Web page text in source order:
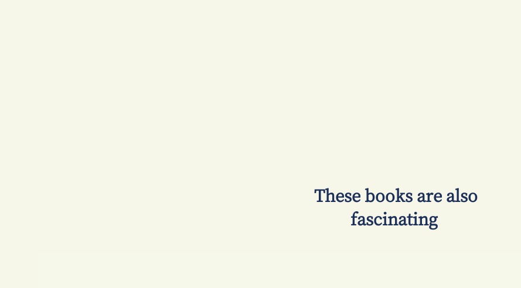
​ These books are also
fascinating